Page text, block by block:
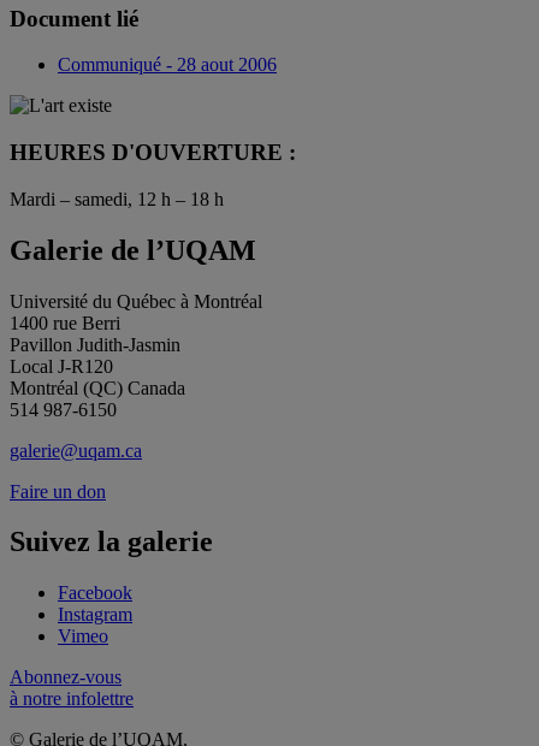
Document lié
Communiqué - 28 aout 2006
HEURES D'OUVERTURE :
Mardi – samedi, 12 h – 18 h
Galerie de l’UQAM
Université du Québec à Montréal
1400 rue Berri
Pavillon Judith-Jasmin
Local J-R120
Montréal (QC) Canada
514 987-6150
galerie@uqam.ca
Faire un don
Suivez la galerie
Facebook
Instagram
Vimeo
Abonnez-vous
à notre infolettre
© Galerie de l’UQAM,